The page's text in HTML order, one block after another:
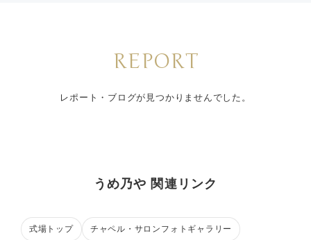
REPORT
レポート・ブログが見つかりませんでした。
うめ乃や 関連リンク
式場トップ チャペル・サロンフォトギャラリー